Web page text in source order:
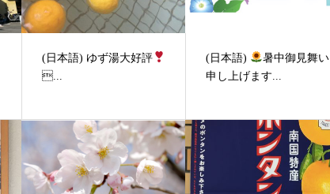
(日本語) ゆず湯大好評
...
(日本語)
暑中御見舞い
申し上げます...